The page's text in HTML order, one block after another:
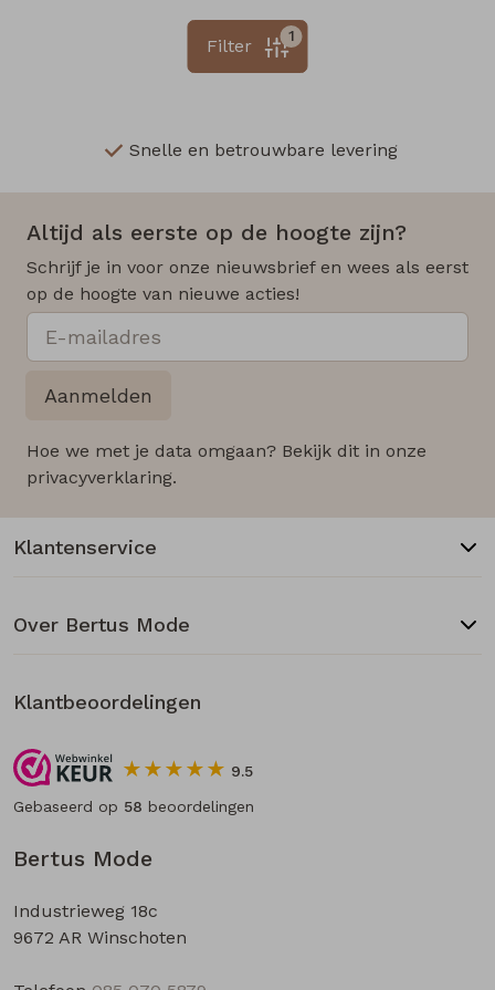
1
Filter
Snelle en betrouwbare levering
Altijd als eerste op de hoogte zijn?
Schrijf je in voor onze nieuwsbrief en wees als eerst
op de hoogte van nieuwe acties!
Aanmelden
Hoe we met je data omgaan? Bekijk dit in onze
privacyverklaring.
Bertus Mode
Industrieweg 18c
9672 AR Winschoten
Klantenservice
Over Bertus Mode
Klantbeoordelingen
9.5
Gebaseerd op 58 beoordelingen